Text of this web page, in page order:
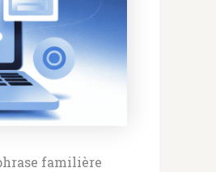
familière